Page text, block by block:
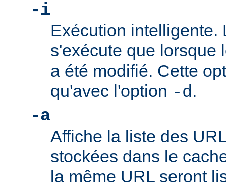
-i
Exécution intelligente.
s'exécute que lorsque
a été modifié. Cette
qu'avec l'option -d.
-a
Affiche la liste des
stockées dans le
la même URL seront